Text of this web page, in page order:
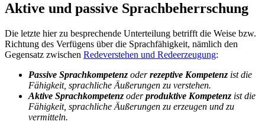
Aktive und passive Sprachbeherrschung
Die letzte hier zu besprechende Unterteilung betrifft die Weise bzw.
Richtung des Verfügens über die Sprachfähigkeit, nämlich den
Gegensatz zwischen Redeverstehen und Redeerzeugung:
Passive Sprachkompetenz oderrezeptive Kompetenz ist die
Fähigkeit, sprachliche Äußerungen zu verstehen.
Aktive Sprachkompetenz oderproduktive Kompetenz ist die
Fähigkeit, sprachliche Äußerungen zu erzeugen und zu
vermitteln.